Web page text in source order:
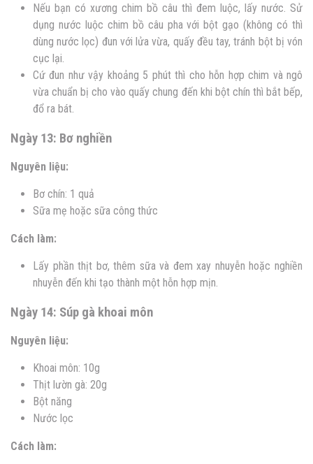
Nếu bạn có xương chim bồ câu thì đem luộc, lấy nước. Sử
dụng nước luộc chim bồ câu pha với bột gạo (không có thì
dùng nước lọc) đun với lửa vừa, quấy đều tay, tránh bột bị vón
cục lại.
Cứ đun như vậy khoảng 5 phút thì cho hỗn hợp chim và ngô
vừa chuẩn bị cho vào quấy chung đến khi bột chín thì bắt bếp,
đổ ra bát.
Ngày 13: Bơ nghiền
Nguyên liệu:
Bơ chín: 1 quả
Sữa mẹ hoặc sữa công thức
Cách làm:
Lấy phần thịt bơ, thêm sữa và đem xay nhuyễn hoặc nghiền
nhuyễn đến khi tạo thành một hỗn hợp mịn.
Ngày 14: Súp gà khoai môn
Nguyên liệu:
Khoai môn: 10g
Thịt lườn gà: 20g
Bột năng
Nước lọc
Cách làm: